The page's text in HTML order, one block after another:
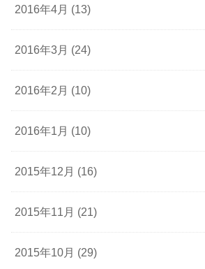
2016年4月 (13)
2016年3月 (24)
2016年2月 (10)
2016年1月 (10)
2015年12月 (16)
2015年11月 (21)
2015年10月 (29)